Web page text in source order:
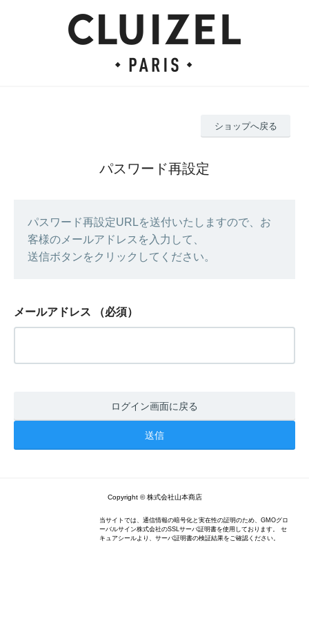
ショップへ戻る
パスワード再設定
パスワード再設定URLを送付いたしますので、お
客様のメールアドレスを入力して、
送信ボタンをクリックしてください。
メールアドレス （必須）
ログイン画面に戻る
Copyright © 株式会社山本商店
当サイトでは、通信情報の暗号化と実在性の証明のため、GMOグロ
ーバルサイン株式会社のSSLサーバ証明書を使用しております。 セ
キュアシールより、サーバ証明書の検証結果をご確認ください。